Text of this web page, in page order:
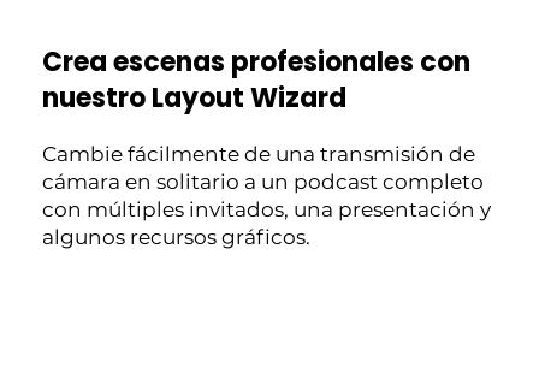
Crea escenas profesionales con
nuestro Layout Wizard
Cambie fácilmente de una transmisión de
cámara en solitario a un podcast completo
con múltiples invitados, una presentación y
algunos recursos gráficos.